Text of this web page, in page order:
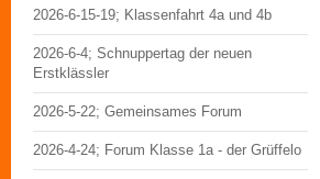
2026-6-15-19; Klassenfahrt 4a und 4b
2026-6-4; Schnuppertag der neuen
Erstklässler
2026-5-22; Gemeinsames Forum
2026-4-24; Forum Klasse 1a - der Grüffelo